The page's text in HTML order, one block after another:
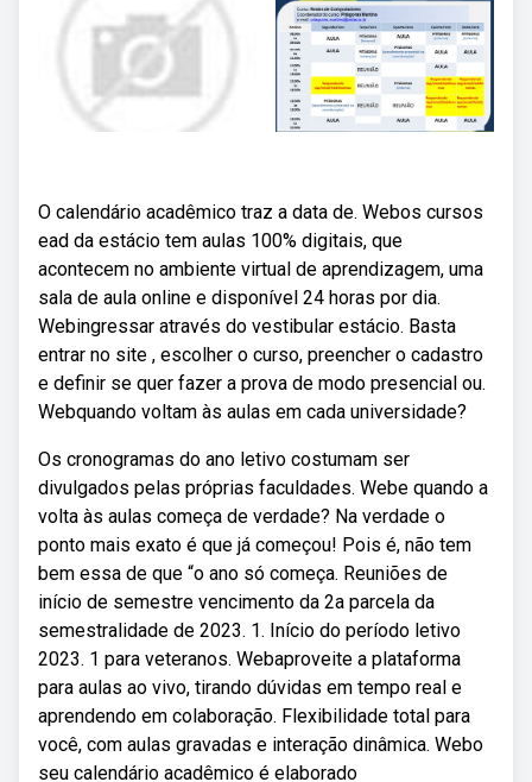
O calendário acadêmico traz a data de. Webos cursos
ead da estácio tem aulas 100% digitais, que
acontecem no ambiente virtual de aprendizagem, uma
sala de aula online e disponível 24 horas por dia.
Webingressar através do vestibular estácio. Basta
entrar no site , escolher o curso, preencher o cadastro
e definir se quer fazer a prova de modo presencial ou.
Webquando voltam às aulas em cada universidade?
Os cronogramas do ano letivo costumam ser
divulgados pelas próprias faculdades. Webe quando a
volta às aulas começa de verdade? Na verdade o
ponto mais exato é que já começou! Pois é, não tem
bem essa de que “o ano só começa. Reuniões de
início de semestre vencimento da 2a parcela da
semestralidade de 2023. 1. Início do período letivo
2023. 1 para veteranos. Webaproveite a plataforma
para aulas ao vivo, tirando dúvidas em tempo real e
aprendendo em colaboração. Flexibilidade total para
você, com aulas gravadas e interação dinâmica. Webo
seu calendário acadêmico é elaborado